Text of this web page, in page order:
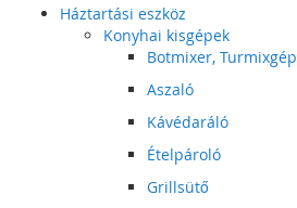
Háztartási eszköz
Konyhai kisgépek
Botmixer, Turmixgép
Aszaló
Kávédaráló
Ételpároló
Grillsütő